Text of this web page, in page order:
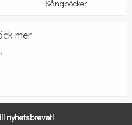
Sångböcker
mer
nyhetsbrevet!